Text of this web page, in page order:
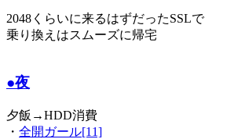
2048くらいに来るはずだったSSLで
乗り換えはスムーズに帰宅
●夜
夕飯→HDD消費
・ 全開ガール[11]